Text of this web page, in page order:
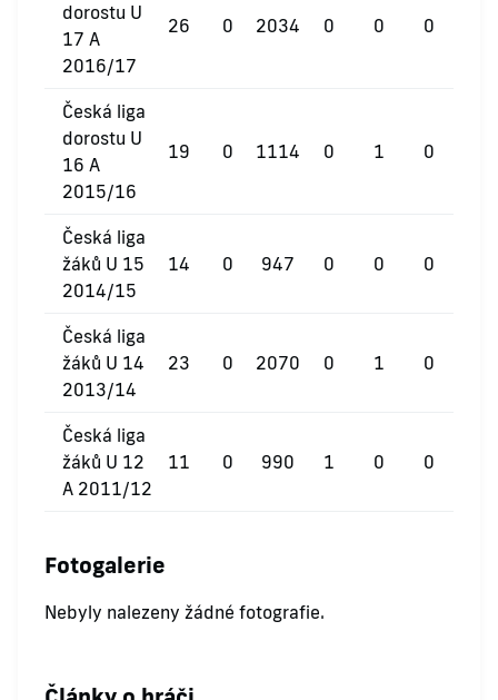
dorostu U
17 A
2016/17
26 0 2034 0 0 0
Česká liga
dorostu U
16 A
2015/16
19 0 1114 0 1 0
Česká liga
žáků U 15
2014/15
14 0 947 0 0 0
Česká liga
žáků U 14
2013/14
23 0 2070 0 1 0
Česká liga
žáků U 12
A 2011/12
11 0 990 1 0 0
Fotogalerie
Nebyly nalezeny žádné fotografie.